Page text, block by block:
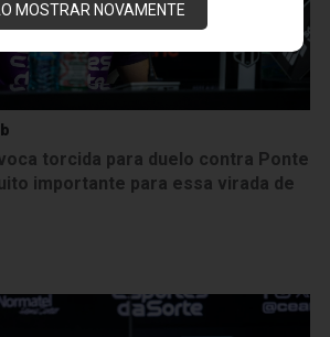
MOSTRAR NOVAMENTE
torcida para duelo contra Ponte
importante para essa virada de